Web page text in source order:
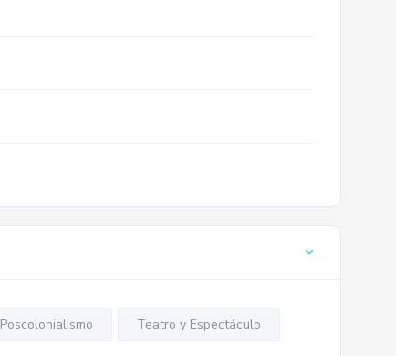
Poscolonialismo Teatro y Espectáculo